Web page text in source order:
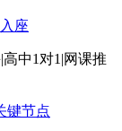
座
中1对1|网课推
键节点